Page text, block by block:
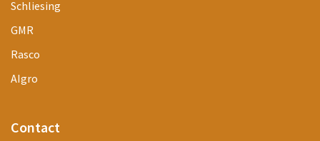
Schliesing
GMR
Rasco
AIgro
Contact